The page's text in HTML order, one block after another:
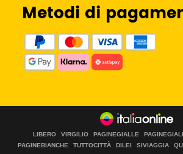
Metodi di
LIBERO VIRGILIO PAGINEGIALLE
PAGINEBIANCHE
TUTTOCITTÀ DILEI SIVIAGGIA